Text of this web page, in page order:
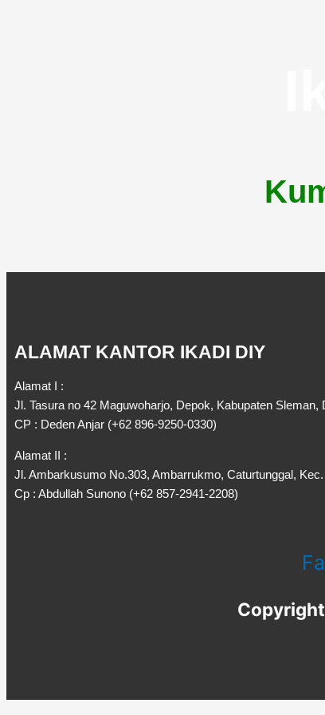
ALAMAT KANTOR IKADI DIY
Alamat I :
Jl. Tasura no 42 Maguwoharjo, Depok, Kabupaten Sleman,
CP : Deden Anjar (+62 896-9250-0330)
Alamat II :
Jl. Ambarkusumo No.303, Ambarrukmo, Caturtunggal,
Cp : Abdullah Sunono (+62 857-2941-2208)